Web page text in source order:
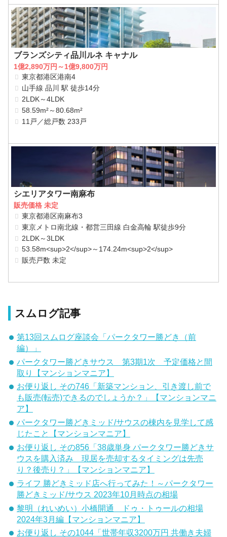
ブランズシティ品川ルネ キャナル
1億2,890万円～1億9,800万円
東京都港区港南4
山手線 品川 駅 徒歩14分
2LDK～4LDK
58.59m²～80.68m²
11戸／総戸数 233戸
シエリアタワー南麻布
販売価格 未定
東京都港区南麻布3
東京メトロ南北線・都営三田線 白金高輪 駅徒歩9分
2LDK～3LDK
53.58m<sup>2</sup>～174.24m<sup>2</sup>
販売戸数 未定
スムログ記事
第13回スムログ座談会「パークタワー勝どき（前
編）」
パークタワー勝どきサウス 第3期1次 予定価格と間
取り【マンションマニア】
お便り返し その746「新築マンション、引き渡し前で
も販売(転売)できるのでしょうか？」【マンションマニ
ア】
パークタワー勝どきミッド/サウスの棟内を見学して感
じたこと【マンションマニア】
お便り返し その856「38歳単身 パークタワー勝どきサ
ウスを購入済み 現居を売却するタイミングは先売
り？後売り？」【マンションマニア】
ライフ 勝どきミッド店へ行ってみた！～パークタワー
勝どきミッド/サウス 2023年10月時点の相場
黎明（れいめい）小橋開通 ドゥ・トゥールの相場
2024年3月編【マンションマニア】
お便り返し その1044「世帯年収3200万円 共働き夫婦